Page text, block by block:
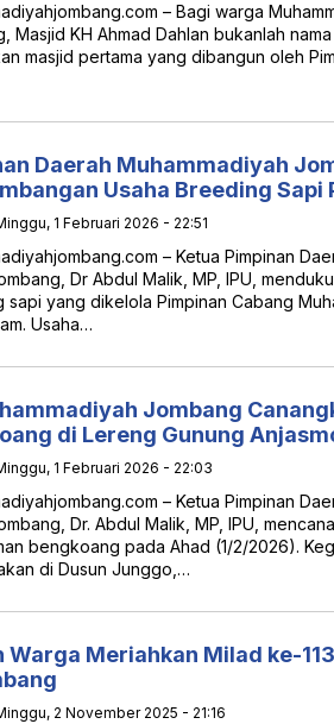
– Bagi warga
Masjid KH Ahmad Dahlan bukanlah
masjid pertama yang dibangun oleh
Daerah Muhammadiyah
Usaha Breeding Sapi
1 Februari 2026 - 22:51
– Ketua Pimpinan
Dr Abdul Malik, MP, IPU,
sapi yang dikelola Pimpinan Cabang
Usaha…
Jombang
di Lereng Gunung
1 Februari 2026 - 22:03
– Ketua Pimpinan
Dr. Abdul Malik, MP, IPU,
bengkoang pada Ahad (1/2/2026).
di Dusun Junggo,…
Warga Meriahkan Milad ke-
2 November 2025 - 21:16